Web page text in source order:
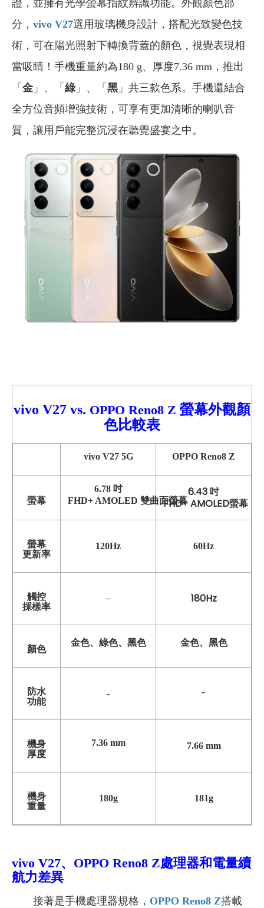
證，並擁有光學螢幕指紋辨識功能。外觀顏色部
分， vivo V27選用玻璃機身設計，搭配光致變色技
術，可在陽光照射下轉換背蓋的顏色，視覺表現相
當吸睛！手機重量約為180 g、厚度7.36 mm，推出
「 金 」、「 綠」、「 黑 」共三款色系。手機還結合
全方位音頻增強技術，可享有更加清晰的喇叭音
質，讓用戶能完整沉浸在聽覺盛宴之中。
vivo V27 vs. OPPO Reno8 Z 螢幕外觀顏
色比較表
vivo V27 5G OPPO Reno8 Z
螢幕
6.78 吋
FHD+ AMOLED 雙曲面螢幕
6.43 吋
FHD+ AMOLED螢幕
螢幕
更新率
120Hz 60Hz
觸控
採樣率
－ 180Hz
顏色
金色、綠色、黑色 金色、黑色
防水
功能
- -
機身
厚度
7.36 mm 7.66 mm
機身
重量
180g 181g
vivo V27、OPPO Reno8 Z處理器和電量續
航力差異
接著是手機處理器規格， OPPO Reno8 Z搭載